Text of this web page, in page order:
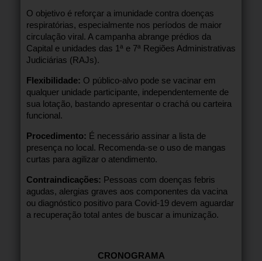
O objetivo é reforçar a imunidade contra doenças
respiratórias, especialmente nos períodos de maior
circulação viral. A campanha abrange prédios da
Capital e unidades das 1ª e 7ª Regiões Administrativas
Judiciárias (RAJs).
Flexibilidade: O público-alvo pode se vacinar em
qualquer unidade participante, independentemente de
sua lotação, bastando apresentar o crachá ou carteira
funcional.
Procedimento: É necessário assinar a lista de
presença no local. Recomenda-se o uso de mangas
curtas para agilizar o atendimento.
Contraindicações: Pessoas com doenças febris
agudas, alergias graves aos componentes da vacina
ou diagnóstico positivo para Covid-19 devem aguardar
a recuperação total antes de buscar a imunização.
CRONOGRAMA